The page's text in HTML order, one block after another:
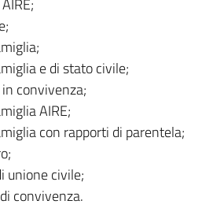
e di stato civile;
convivenza;
AIRE;
con rapporti di parentela;
unione civile;
convivenza.